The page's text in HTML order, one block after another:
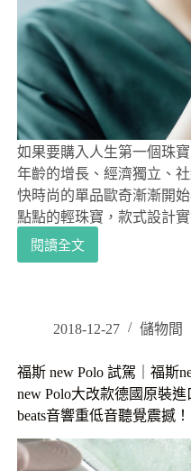
如果要購入人生第一個珠
年齡的增長、經濟獨立、
快時尚的單品歐奇漸漸開
點點的輕珠寶，款式設計
閱讀全文
質
寶
薦
｜
KJADE：
人
生
2018-12-27 儲物間
福斯 new Polo 試駕｜福斯
new Polo大改款德國原裝
beats音響重低音聽覺震撼！